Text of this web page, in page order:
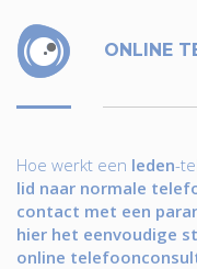
ONLINE
Hoe werkt een leden-
lid naar normale
contact met een
hier het eenvoudige
online